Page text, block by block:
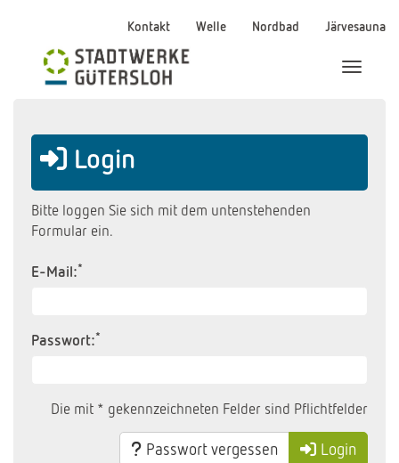
Kontakt Welle Nordbad Järvesauna
Menü
Login
Bitte loggen Sie sich mit dem untenstehenden
Formular ein.
E-Mail:*
Passwort:*
Die mit * gekennzeichneten Felder sind Pflichtfelder
Passwort vergessen Login